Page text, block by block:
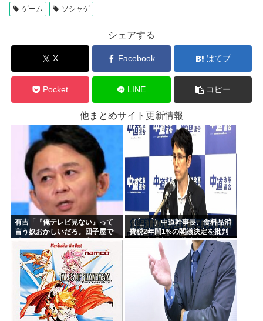
ゲーム ソシャゲ
シェアする
X Facebook はてブ
Pocket LINE コピー
他まとめサイト更新情報
有吉「『俺テレビ見ない』って
言う奴おかしいだろ。団子屋で
『団子食べない』って言うか？
こっちは芸人だぞ」
（ ´_ゝ`）中道幹事長、食料品消
費税2年間1%の閣議決定を批判
→ 記者「中道改革連合は食料品
消費税ゼロを公約に掲げていた
が？」→ 階猛氏「